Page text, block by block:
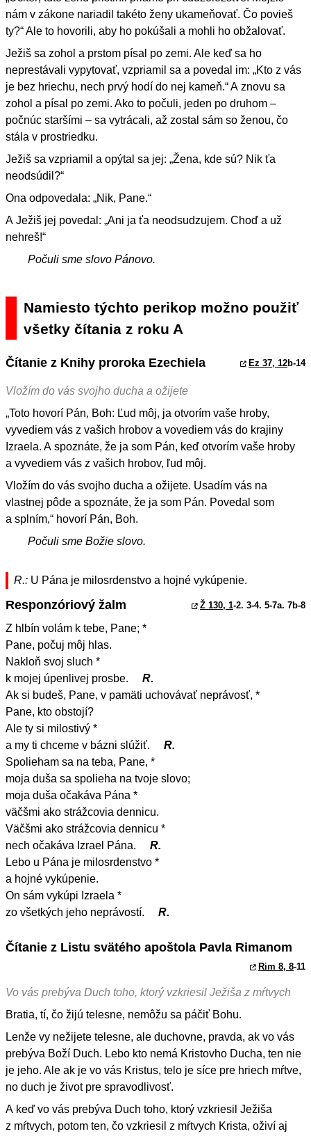
nám v zákone nariadil takéto ženy ukameňovať. Čo povieš
ty?“ Ale to hovorili, aby ho pokúšali a mohli ho obžalovať.
Ježiš sa zohol a prstom písal po zemi. Ale keď sa ho
neprestávali vypytovať, vzpriamil sa a povedal im: „Kto z vás
je bez hriechu, nech prvý hodí do nej kameň.“ A znovu sa
zohol a písal po zemi. Ako to počuli, jeden po druhom –
počnúc staršími – sa vytrácali, až zostal sám so ženou, čo
stála v prostriedku.
Ježiš sa vzpriamil a opýtal sa jej: „Žena, kde sú? Nik ťa
neodsúdil?“
Ona odpovedala: „Nik, Pane.“
A Ježiš jej povedal: „Ani ja ťa neodsudzujem. Choď a už
nehreš!“
Počuli sme slovo Pánovo.
Namiesto týchto perikop možno použiť
všetky čítania z roku A
Čítanie z Knihy proroka Ezechiela Ez 37, 12b-14
Vložím do vás svojho ducha a ožijete
„Toto hovorí Pán, Boh: Ľud môj, ja otvorím vaše hroby,
vyvediem vás z vašich hrobov a vovediem vás do krajiny
Izraela. A spoznáte, že ja som Pán, keď otvorím vaše hroby
a vyvediem vás z vašich hrobov, ľud môj.
Vložím do vás svojho ducha a ožijete. Usadím vás na
vlastnej pôde a spoznáte, že ja som Pán. Povedal som
a splním,“ hovorí Pán, Boh.
Počuli sme Božie slovo.
R.: U Pána je milosrdenstvo a hojné vykúpenie.
Responzóriový žalm Ž 130, 1-2. 3-4. 5-7a. 7b-8
Z hlbín volám k tebe, Pane; *
Pane, počuj môj hlas.
Nakloň svoj sluch *
k mojej úpenlivej prosbe.
R.
Ak si budeš, Pane, v pamäti uchovávať neprávosť, *
Pane, kto obstojí?
Ale ty si milostivý *
a my ti chceme v bázni slúžiť.
R.
Spolieham sa na teba, Pane, *
moja duša sa spolieha na tvoje slovo;
moja duša očakáva Pána *
väčšmi ako strážcovia dennicu.
Väčšmi ako strážcovia dennicu *
nech očakáva Izrael Pána.
R.
Lebo u Pána je milosrdenstvo *
a hojné vykúpenie.
On sám vykúpi Izraela *
zo všetkých jeho neprávostí.
R.
Čítanie z Listu svätého apoštola Pavla Rimanom
Rim 8, 8-11
Vo vás prebýva Duch toho, ktorý vzkriesil Ježiša z mŕtvych
Bratia, tí, čo žijú telesne, nemôžu sa páčiť Bohu.
Lenže vy nežijete telesne, ale duchovne, pravda, ak vo vás
prebýva Boží Duch. Lebo kto nemá Kristovho Ducha, ten nie
je jeho. Ale ak je vo vás Kristus, telo je síce pre hriech mŕtve,
no duch je život pre spravodlivosť.
A keď vo vás prebýva Duch toho, ktorý vzkriesil Ježiša
z mŕtvych, potom ten, čo vzkriesil z mŕtvych Krista, oživí aj